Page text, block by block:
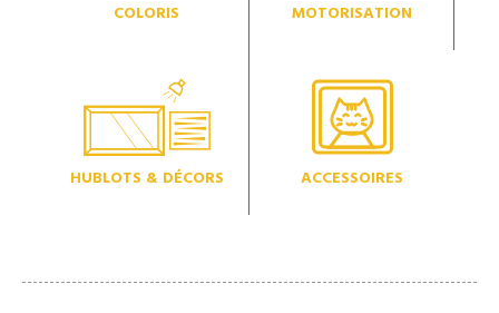
COLORIS MOTORISATION
HUBLOTS & DÉCORS ACCESSOIRES